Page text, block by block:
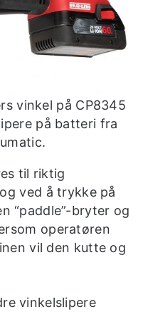
vinkel på CP8345
på batteri fra
til riktig
ved å trykke på
“paddle”-bryter og
operatøren
vil den kutte og
vinkelslipere